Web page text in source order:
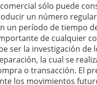
sólo puede
un número
un período de tiempo
de cualquier
ser la investigación de
la cual se
o transacción. El
los movimientos